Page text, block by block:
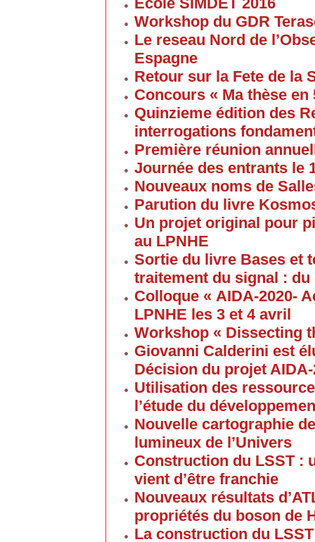
Workshop du GDR
Le reseau Nord de
Espagne
Retour sur la Fete de la
Concours « Ma thèse
Quinzieme édition des
interrogations
Première réunion
Journée des entrants le
Nouveaux noms de
Parution du livre
Un projet original pour
au LPNHE
Sortie du livre Bases et
traitement du signal :
Colloque « AIDA-2020-
LPNHE les 3 et 4 avril
Workshop « Dissecting
Giovanni Calderini est
Décision du projet AIDA-
Utilisation des
l’étude du
Nouvelle cartographie
lumineux de l’Univers
Construction du LSST :
vient d’être franchie
Nouveaux résultats
propriétés du boson de
La construction du